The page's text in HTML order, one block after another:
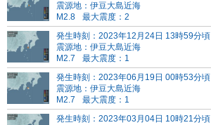
震源地：伊豆大島近海
M2.8
最大震度：2
発生時刻：2023年12月24日 13時59分頃
震源地：伊豆大島近海
M2.7
最大震度：1
発生時刻：2023年06月19日 00時53分頃
震源地：伊豆大島近海
M2.7
最大震度：1
発生時刻：2023年03月04日 10時21分頃